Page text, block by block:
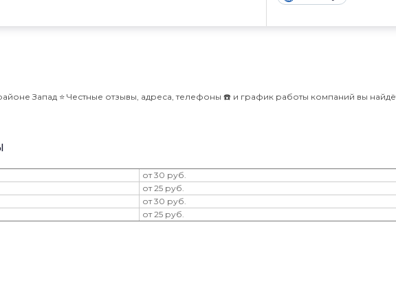
Запад ⭐️ Честные отзывы, адреса, телефоны ☎️ и график работы компаний вы
от 30 руб.
от 25 руб.
от 30 руб.
от 25 руб.